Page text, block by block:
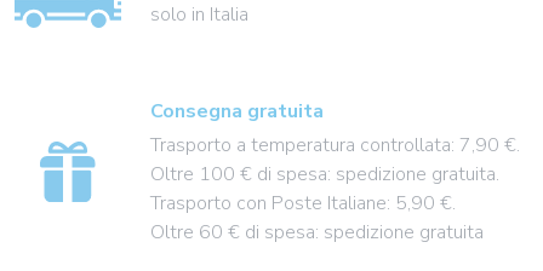
solo in Italia
Consegna gratuita
Trasporto a temperatura controllata: 7,90 €.
Oltre 100 € di spesa: spedizione gratuita.
Trasporto con Poste Italiane: 5,90 €.
Oltre 60 € di spesa: spedizione gratuita